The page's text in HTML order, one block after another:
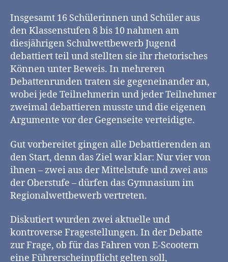
Insgesamt 16 Schülerinnen und Schüler aus
den Klassenstufen 8 bis 10 nahmen am
diesjährigen Schulwettbewerb Jugend
debattiert teil und stellten sie ihr rhetorisches
Können unter Beweis. In mehreren
Debattenrunden traten sie gegeneinander an,
wobei jede Teilnehmerin und jeder Teilnehmer
zweimal debattieren musste und die eigenen
Argumente vor der Gegenseite verteidigte.
Gut vorbereitet gingen alle Debattierenden an
den Start, denn das Ziel war klar: Nur vier von
ihnen – zwei aus der Mittelstufe und zwei aus
der Oberstufe – dürfen das Gymnasium im
Regionalwettbewerb vertreten.
Diskutiert wurden zwei aktuelle und
kontroverse Fragestellungen. In der Debatte
zur Frage, ob für das Fahren von E-Scootern
eine Führerscheinpflicht gelten soll,